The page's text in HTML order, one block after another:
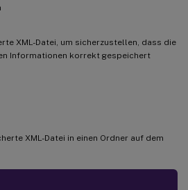
XML-Datei, um sicherzustellen, dass die
Informationen korrekt gespeichert
XML-Datei in einen Ordner auf dem